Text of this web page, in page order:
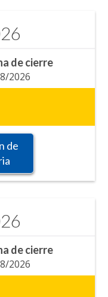
de cierre
2026
de
de cierre
2026